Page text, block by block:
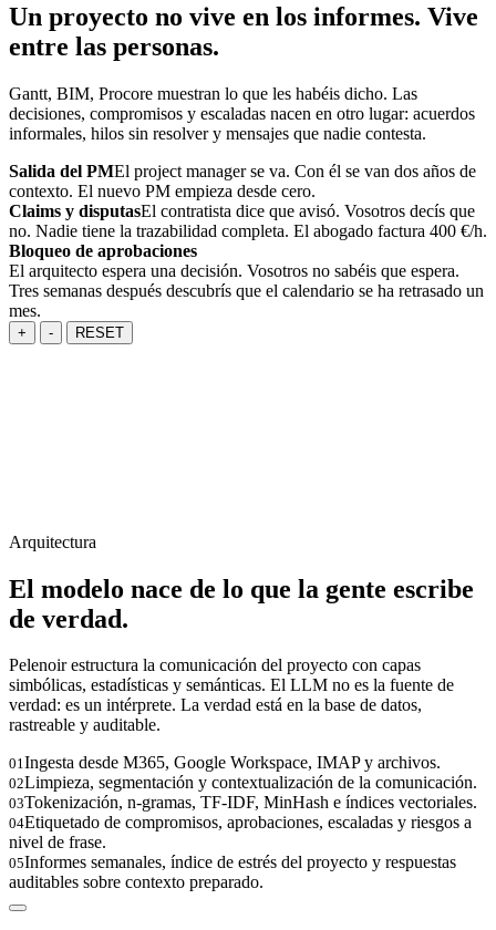
Un proyecto no vive en los informes. Vive
entre las personas.
Gantt, BIM, Procore muestran lo que les habéis dicho. Las
decisiones, compromisos y escaladas nacen en otro lugar: acuerdos
informales, hilos sin resolver y mensajes que nadie contesta.
Salida del PMEl project manager se va. Con él se van dos años de
contexto. El nuevo PM empieza desde cero.
Claims y disputasEl contratista dice que avisó. Vosotros decís que
no. Nadie tiene la trazabilidad completa. El abogado factura 400 €/h.
Bloqueo de aprobaciones
El arquitecto espera una decisión. Vosotros no sabéis que espera.
Tres semanas después descubrís que el calendario se ha retrasado un
mes.
+ - RESET
Arquitectura
El modelo nace de lo que la gente escribe
de verdad.
Pelenoir estructura la comunicación del proyecto con capas
simbólicas, estadísticas y semánticas. El LLM no es la fuente de
verdad: es un intérprete. La verdad está en la base de datos,
rastreable y auditable.
01Ingesta desde M365, Google Workspace, IMAP y archivos.
02Limpieza, segmentación y contextualización de la comunicación.
03Tokenización, n-gramas, TF-IDF, MinHash e índices vectoriales.
04Etiquetado de compromisos, aprobaciones, escaladas y riesgos a
nivel de frase.
05Informes semanales, índice de estrés del proyecto y respuestas
auditables sobre contexto preparado.